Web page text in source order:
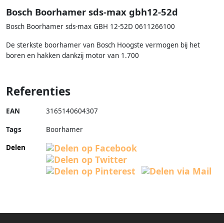
Bosch Boorhamer sds-max gbh12-52d
Bosch Boorhamer sds-max GBH 12-52D 0611266100
De sterkste boorhamer van Bosch Hoogste vermogen bij het
boren en hakken dankzij motor van 1.700
Referenties
EAN 3165140604307
Tags
Boorhamer
Delen